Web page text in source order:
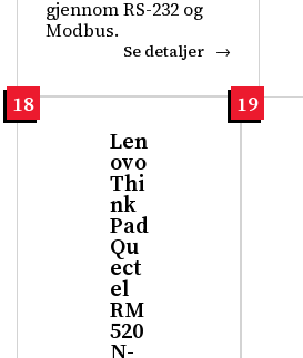
gjennom RS-232 og
Modbus.
Se detaljer
18
Len
ovo
Thi
nk
Pad
Qu
ect
el
RM
520
N-
19